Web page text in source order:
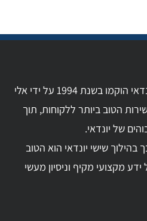
מרכזי השירות הילוך שישי יונדאי הוקמו בשנת 1994 על ידי אלי
הטוב ביותר ללקוחות, תוך
של יונדאי.
שישי יונדאי הוא הטוב
מקצועי מקיף וניסיון מעשי